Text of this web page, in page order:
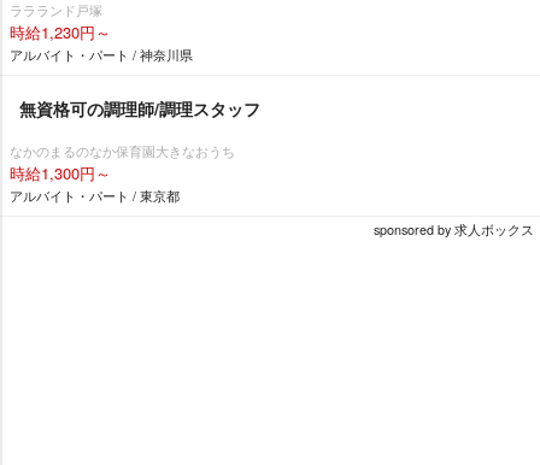
ララランド戸塚
時給1,230円～
アルバイト・パート / 神奈川県
無資格可の調理師/調理スタッフ
なかのまるのなか保育園大きなおうち
時給1,300円～
アルバイト・パート / 東京都
sponsored by 求人ボックス